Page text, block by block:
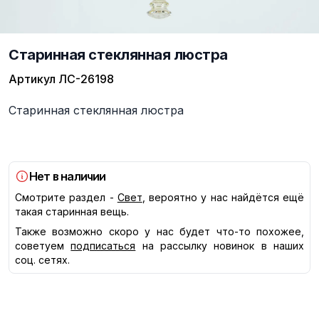
Старинная стеклянная люстра
Артикул ЛС-26198
Описание
Старинная стеклянная люстра
Нет в наличии
Смотрите раздел - Свет , вероятно у нас найдётся ещё
такая старинная вещь.
Также возможно скоро у нас будет что-то похожее,
советуем
подписаться
на рассылку новинок в наших
соц. сетях.